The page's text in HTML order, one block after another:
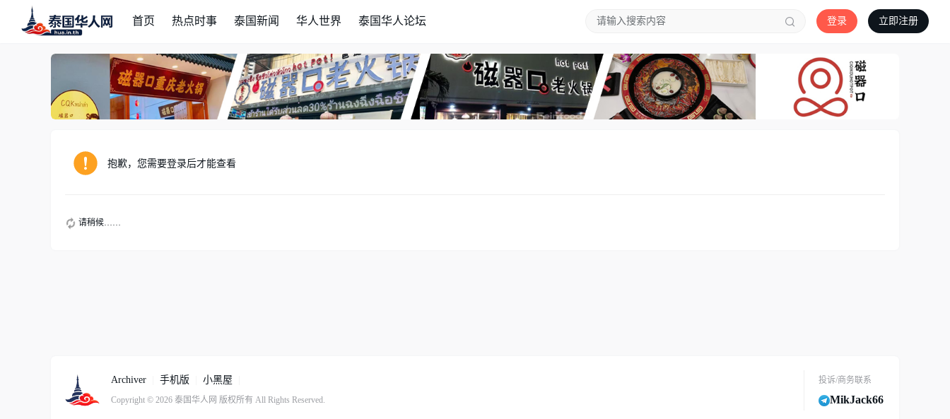
首页 热点时事 泰国新闻 华人世界 泰国华人论坛 登录 立即注册
抱歉，您需要登录后才能查看
请稍候……
投诉/商务联系
MikJack66
Archiver 手机版 小黑屋
Copyright © 2026 泰国华人网 版权所有 All Rights Reserved.